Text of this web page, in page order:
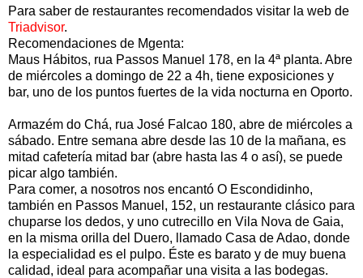
Para saber de restaurantes recomendados visitar la web de
Triadvisor.
Recomendaciones de Mgenta:
Maus Hábitos, rua Passos Manuel 178, en la 4ª planta. Abre
de miércoles a domingo de 22 a 4h, tiene exposiciones y
bar, uno de los puntos fuertes de la vida nocturna en Oporto.
Armazém do Chá, rua José Falcao 180, abre de miércoles a
sábado. Entre semana abre desde las 10 de la mañana, es
mitad cafetería mitad bar (abre hasta las 4 o así), se puede
picar algo también.
Para comer, a nosotros nos encantó O Escondidinho,
también en Passos Manuel, 152, un restaurante clásico para
chuparse los dedos, y uno cutrecillo en Vila Nova de Gaia,
en la misma orilla del Duero, llamado Casa de Adao, donde
la especialidad es el pulpo. Éste es barato y de muy buena
calidad, ideal para acompañar una visita a las bodegas.